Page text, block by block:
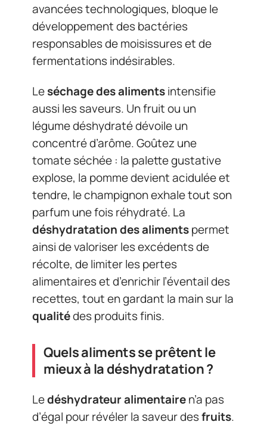
avancées technologiques, bloque le
développement des bactéries
responsables de moisissures et de
fermentations indésirables.
Leséchage des alimentsintensifie
aussi les saveurs. Un fruit ou un
légume déshydraté dévoile un
concentré d’arôme. Goûtez une
tomate séchée : la palette gustative
explose, la pomme devient acidulée et
tendre, le champignon exhale tout son
parfum une fois réhydraté. La
déshydratation des alimentspermet
ainsi de valoriser les excédents de
récolte, de limiter les pertes
alimentaires et d’enrichir l’éventail des
recettes, tout en gardant la main sur la
qualitédes produits finis.
Quels aliments se prêtent le
mieux à la déshydratation ?
Ledéshydrateur alimentairen’a pas
d’égal pour révéler la saveur desfruits.